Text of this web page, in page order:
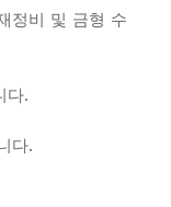
정비 및 금형 수
다.
다.